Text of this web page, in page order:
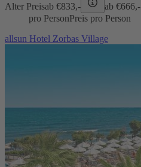
Alter Preisab €833,- ab €666,-
pro PersonPreis pro Person
allsun Hotel Zorbas Village